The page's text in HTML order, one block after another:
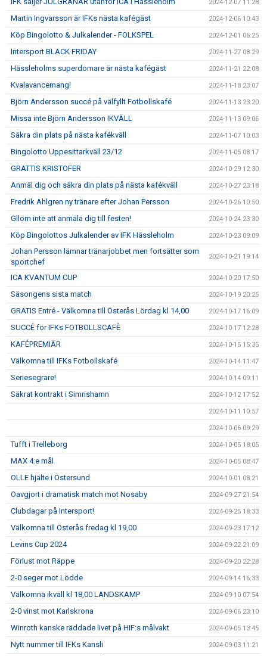
2024-12-07 11:28
Martin Ingvarsson är IFKs nästa kafégäst 2024-12-06 10:43
Köp Bingolotto & Julkalender - FOLKSPEL 2024-12-01 06:25
Intersport BLACK FRIDAY 2024-11-27 08:29
Hässleholms superdomare är nästa kafégäst 2024-11-21 22:08
Kvalavancemang! 2024-11-18 23:07
Björn Andersson succé på välfyllt Fotbollskafé 2024-11-13 23:20
Missa inte Björn Andersson IKVÄLL 2024-11-13 09:06
Säkra din plats på nästa kafékväll 2024-11-07 10:03
Bingolotto Uppesittarkväll 23/12 2024-11-05 08:17
GRATTIS KRISTOFER 2024-10-29 12:30
Anmäl dig och säkra din plats på nästa kafékväll 2024-10-27 23:18
Fredrik Ahlgren ny tränare efter Johan Persson 2024-10-26 10:50
Gllöm inte att anmäla dig till festen! 2024-10-24 23:30
Köp Bingolottos Julkalender av IFK Hässleholm 2024-10-23 09:09
Johan Persson lämnar tränarjobbet men fortsätter som
sportchef
2024-10-21 19:14
ICA KVANTUM CUP 2024-10-20 17:50
Säsongens sista match 2024-10-19 20:25
GRATIS Entré - Välkomna till Österås Lördag kl 14,00 2024-10-17 16:09
SUCCÉ för IFKs FOTBOLLSCAFÈ 2024-10-17 12:28
KAFÉPREMIÄR 2024-10-15 15:35
Välkomna till IFKs Fotbollskafé 2024-10-14 11:47
Seriesegrare! 2024-10-14 09:11
Säkrat kontrakt i Simrishamn 2024-10-12 17:52
2024-10-11 10:57
2024-10-06 09:29
Tufft i Trelleborg 2024-10-05 18:05
MAX 4:e mål 2024-10-05 08:47
OLLE hjälte i Östersund 2024-10-01 08:21
Oavgjort i dramatisk match mot Nosaby 2024-09-27 21:54
Clubdagar på Intersport! 2024-09-25 18:33
Välkomna till Österås fredag kl 19,00 2024-09-23 17:12
Levins Cup 2024 2024-09-22 21:09
Förlust mot Räppe 2024-09-20 22:28
2-0 seger mot Lödde 2024-09-14 16:33
Välkomna ikväll kl 18,00 LANDSKAMP 2024-09-10 07:54
2-0 vinst mot Karlskrona 2024-09-06 23:10
Winroth kanske räddade livet på HIF:s målvakt 2024-09-05 13:45
Nytt nummer till IFKs Kansli 2024-09-03 11:21